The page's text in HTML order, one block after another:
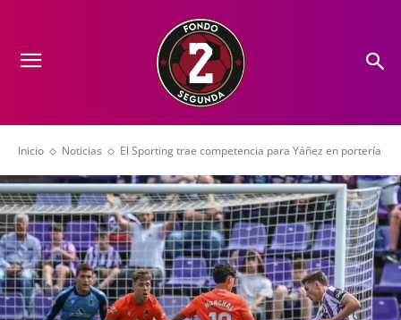
Inicio Noticias El Sporting trae competencia para Yáñez en portería